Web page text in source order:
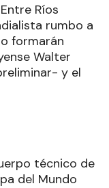
Ríos
rumbo a
formarán
Walter
y el
técnico de
del Mundo